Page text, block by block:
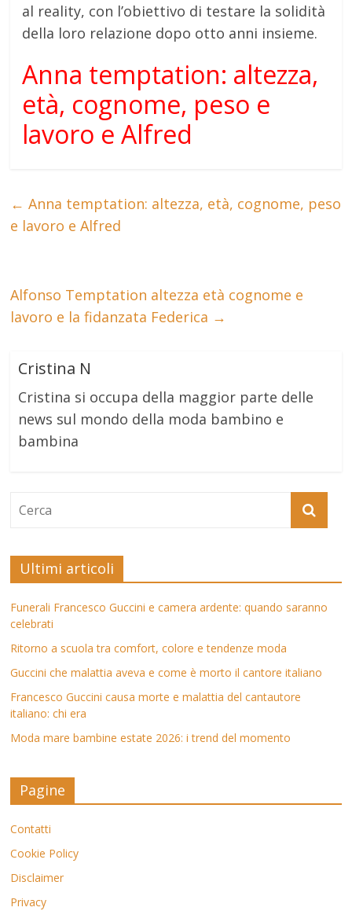
al reality, con l’obiettivo di testare la solidità
della loro relazione dopo otto anni insieme.
Anna temptation: altezza,
età, cognome, peso e
lavoro e Alfred
← Anna temptation: altezza, età, cognome, peso
e lavoro e Alfred
Alfonso Temptation altezza età cognome e
lavoro e la fidanzata Federica →
Cristina N
Cristina si occupa della maggior parte delle
news sul mondo della moda bambino e
bambina
Ultimi articoli
Funerali Francesco Guccini e camera ardente: quando saranno
celebrati
Ritorno a scuola tra comfort, colore e tendenze moda
Guccini che malattia aveva e come è morto il cantore italiano
Francesco Guccini causa morte e malattia del cantautore
italiano: chi era
Moda mare bambine estate 2026: i trend del momento
Pagine
Contatti
Cookie Policy
Disclaimer
Privacy